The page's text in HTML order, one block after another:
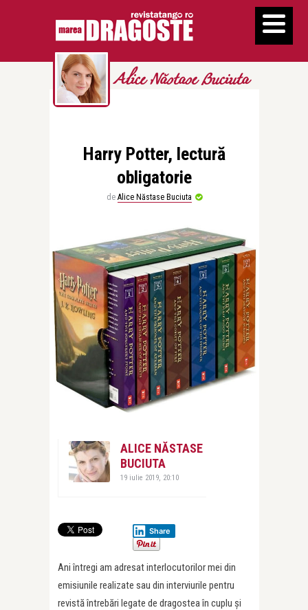
Alice Năstase Buciuta
Harry Potter, lectură
obligatorie
de Alice Năstase Buciuta
ALICE NĂSTASE
BUCIUTA
19 iulie 2019, 20:10
Share
Ani întregi am adresat interlocutorilor mei din
emisiunile realizate sau din interviurile pentru
revistă întrebări legate de dragostea în cuplu și